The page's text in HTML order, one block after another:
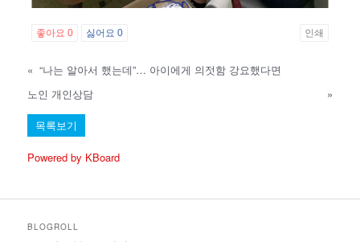
좋아요0 싫어요0 인쇄
« “나는 알아서 했는데”… 아이에게 의젓함 강요했다면
노인 개인상담
»
목록보기
Powered by KBoard
BLOGROLL